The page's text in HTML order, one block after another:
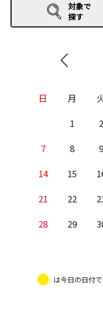
イベントレポート
対象で
探す
日 月
1 2
7 8 9
14 15
21 22
28 29
は今日の日付